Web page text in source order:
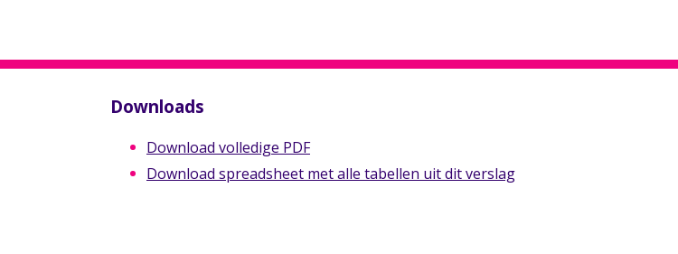
Downloads
Download volledige PDF
Download spreadsheet met alle tabellen uit dit verslag